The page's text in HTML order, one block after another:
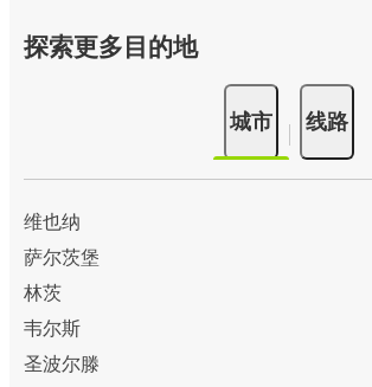
探索更多目的地
城市 线路
维也纳
萨尔茨堡
林茨
韦尔斯
圣波尔滕